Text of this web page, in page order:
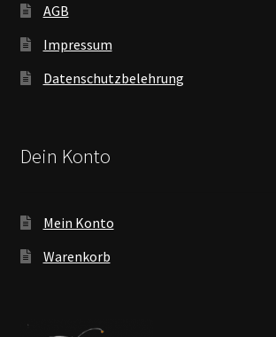
AGB
Impressum
Datenschutzbelehrung
Dein Konto
Mein Konto
Warenkorb